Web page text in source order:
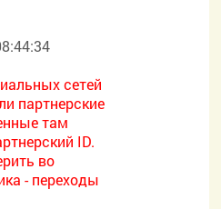
сетей
партнерские
там
ID.
во
- переходы